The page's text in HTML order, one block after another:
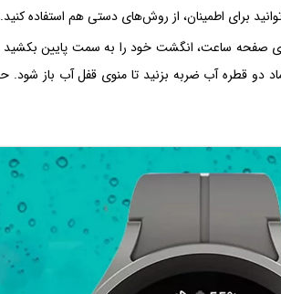
برای اطمینان، از روش‌های دستی هم استفاده کنید.